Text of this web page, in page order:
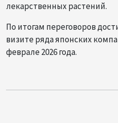
лекарственных растений.
По итогам переговоров
визите ряда японских
феврале 2026 года.